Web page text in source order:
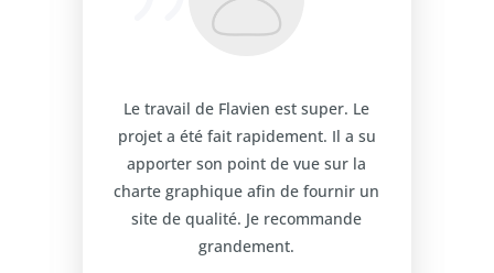
Le travail de Flavien est super. Le
projet a été fait rapidement. Il a su
apporter son point de vue sur la
charte graphique afin de fournir un
site de qualité. Je recommande
grandement.